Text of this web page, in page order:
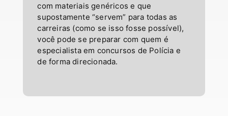
com materiais genéricos e que
supostamente “servem” para todas as
carreiras (como se isso fosse possível),
você pode se preparar com quem é
especialista em concursos de Polícia e
de forma direcionada.